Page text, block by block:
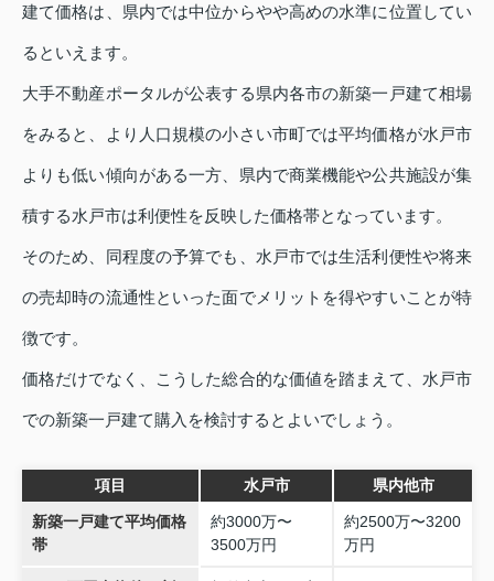
建て価格は、県内では中位からやや高めの水準に位置してい
るといえます。
大手不動産ポータルが公表する県内各市の新築一戸建て相場
をみると、より人口規模の小さい市町では平均価格が水戸市
よりも低い傾向がある一方、県内で商業機能や公共施設が集
積する水戸市は利便性を反映した価格帯となっています。
そのため、同程度の予算でも、水戸市では生活利便性や将来
の売却時の流通性といった面でメリットを得やすいことが特
徴です。
価格だけでなく、こうした総合的な価値を踏まえて、水戸市
での新築一戸建て購入を検討するとよいでしょう。
項目 水戸市 県内他市
新築一戸建て平均価格
帯
約3000万〜
3500万円
約2500万〜3200
万円